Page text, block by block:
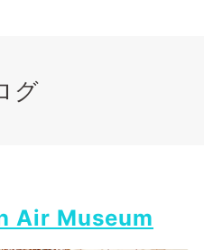
グ
Air Museum